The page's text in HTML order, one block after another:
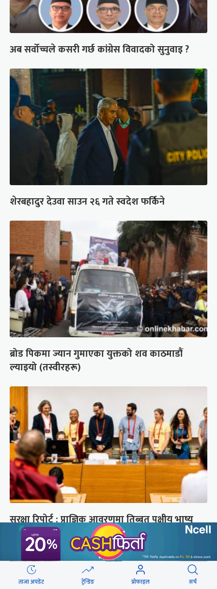
अब सर्वोच्चले कसरी गर्छ कांग्रेस विवादको सुनुवाइ ?
शेरबहादुर देउवा साउन २६ गते स्वदेश फर्किने
ब्रोड पिकमा ज्यान गुमाएका युक्तको शव काठमाडौं
ल्याइयो (तस्वीरहरू)
सुरक्षा रिपोर्ट : प्राज्ञिक आवरणमा तिब्बत पक्षीय भाष्य
निर्माणको योजना
ताजा अपडेट ट्रेन्डिङ प्रोफाइल सर्च